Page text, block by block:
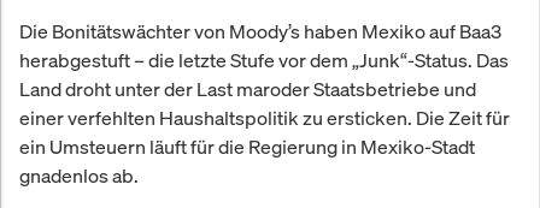
Die Bonitätswächter von Moody’s haben Mexiko auf Baa3
herabgestuft – die letzte Stufe vor dem „Junk“-Status. Das
Land droht unter der Last maroder Staatsbetriebe und
einer verfehlten Haushaltspolitik zu ersticken. Die Zeit für
ein Umsteuern läuft für die Regierung in Mexiko-Stadt
gnadenlos ab.